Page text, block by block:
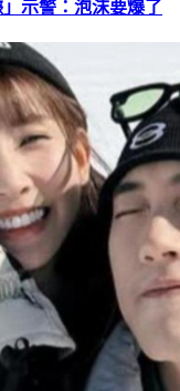
示警：泡沫要爆了